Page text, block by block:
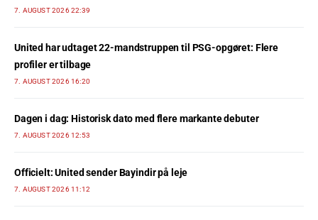
7. AUGUST 2026 22:39
United har udtaget 22-mandstruppen til PSG-opgøret: Flere
profiler er tilbage
7. AUGUST 2026 16:20
Dagen i dag: Historisk dato med flere markante debuter
7. AUGUST 2026 12:53
Officielt: United sender Bayindir på leje
7. AUGUST 2026 11:12